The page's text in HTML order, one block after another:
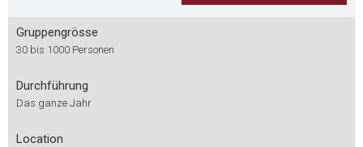
Gruppengrösse
30 bis 1000 Personen
Durchführung
Das ganze Jahr
Location